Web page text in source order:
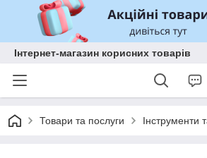
Інтернет-магазин корисних товарів
Товари та послуги Інструменти